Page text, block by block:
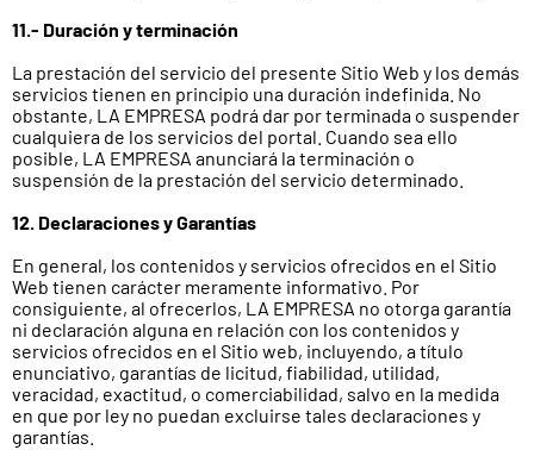
11.- Duración y terminación
La prestación del servicio del presente Sitio Web y los demás
servicios tienen en principio una duración indefinida. No
obstante, LA EMPRESA podrá dar por terminada o suspender
cualquiera de los servicios del portal. Cuando sea ello
posible, LA EMPRESA anunciará la terminación o
suspensión de la prestación del servicio determinado.
12. Declaraciones y Garantías
En general, los contenidos y servicios ofrecidos en el Sitio
Web tienen carácter meramente informativo. Por
consiguiente, al ofrecerlos, LA EMPRESA no otorga garantía
ni declaración alguna en relación con los contenidos y
servicios ofrecidos en el Sitio web, incluyendo, a título
enunciativo, garantías de licitud, fiabilidad, utilidad,
veracidad, exactitud, o comerciabilidad, salvo en la medida
en que por ley no puedan excluirse tales declaraciones y
garantías.